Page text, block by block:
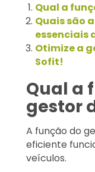
Qual a
Quais são
essenciais
Otimize a
Sofit!
Qual a
gestor
A função do
eficiente
veículos.